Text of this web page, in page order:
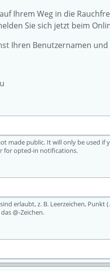
Ihrem Weg in die
Sie sich jetzt beim
Ihren Benutzernamen
made public. It will only be used if
for opted-in notifications.
erlaubt, z. B. Leerzeichen, Punkt
@-Zeichen.